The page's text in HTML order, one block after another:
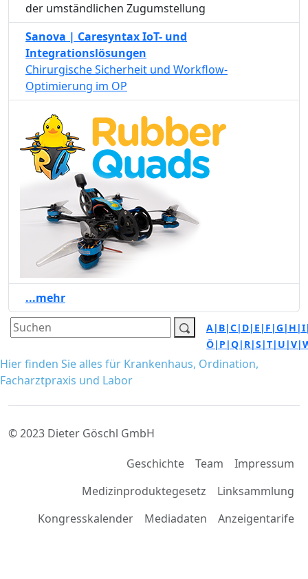
der umständlichen Zugumstellung
Sanova | Caresyntax IoT- und
Integrationslösungen
Chirurgische Sicherheit und Workflow-
Optimierung im OP
...mehr
A| B|C| D| E| F|G| H|
Ö| P|Q| R|S|T| U|V|
Hier finden Sie alles für Krankenhaus, Ordination,
Facharztpraxis und Labor
© 2023 Dieter Göschl GmbH
Geschichte
Team
Impressum
Medizinproduktegesetz
Linksammlung
Kongresskalender
Mediadaten Anzeigentarife